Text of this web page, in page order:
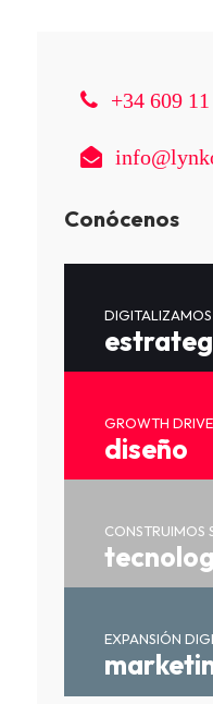
+34 609
Conócenos
DIGITALIZAMOS
GROWTH
diseño
CONSTRUIMOS
EXPANSIÓN